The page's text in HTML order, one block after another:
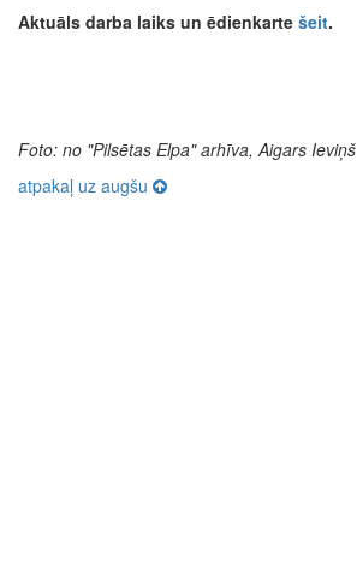
Aktuāls darba laiks un ēdienkarte šeit.
Foto: no "Pilsētas Elpa" arhīva, Aigars Ieviņš
atpakaļ uz augšu